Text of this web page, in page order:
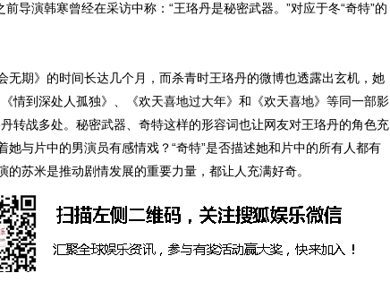
前导演韩寒曾经在采访中称：“王珞丹是秘密武器。”对应于冬“奇特”的
期》的时间长达几个月，而杀青时王珞丹的微博也透露出玄机，她
情到深处人孤独》、《欢天喜地过大年》和《欢天喜地》等同一部影
转战多处。秘密武器、奇特这样的形容词也让网友对王珞丹的角色充
她与片中的男演员有感情戏？“奇特”是否描述她和片中的所有人都有
苏米是推动剧情发展的重要力量，都让人充满好奇。